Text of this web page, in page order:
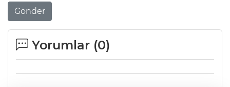
Gönder
Yorumlar (0)